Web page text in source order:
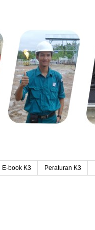
E-book K3 Peraturan K3